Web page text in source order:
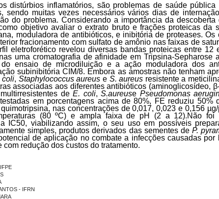
distúrbios inflamatórios, são problemas de saúde
sendo muitas vezes necessários vários dias de
do problema. Considerando a importância da
objetivo avaliar o extrato bruto e frações proteicas da
moduladora de antibióticos, e inibitória de proteases.
fracionamento com sulfato de amônio nas faixas de
eletroforético revelou diversas bandas proteicas entre 12
uma cromatografia de afinidade em Tripsina-Sepharose
ensaio de microdiluição e a ação moduladora dos
subinibitória CIM/8. Embora as amostras não tenham
coli, Staphylococcus aureus e S. aureus resistente a
associadas aos diferentes antibióticos (aminoglicosídeo,
de E. coli, S.aureuse Pseudomonas
em porcentagens acima de 80%, FE reduziu 50%
nas concentrações de 0,017, 0,023 e 0,156
(80 ºC) e ampla faixa de pH (2 a 12).Não foi
IC50, viabilizando assim, o seu uso em possíveis
simples, produtos derivados das sementes deP.
de aplicação no combate a infecções causadas por
redução dos custos do tratamento.
- IFRN